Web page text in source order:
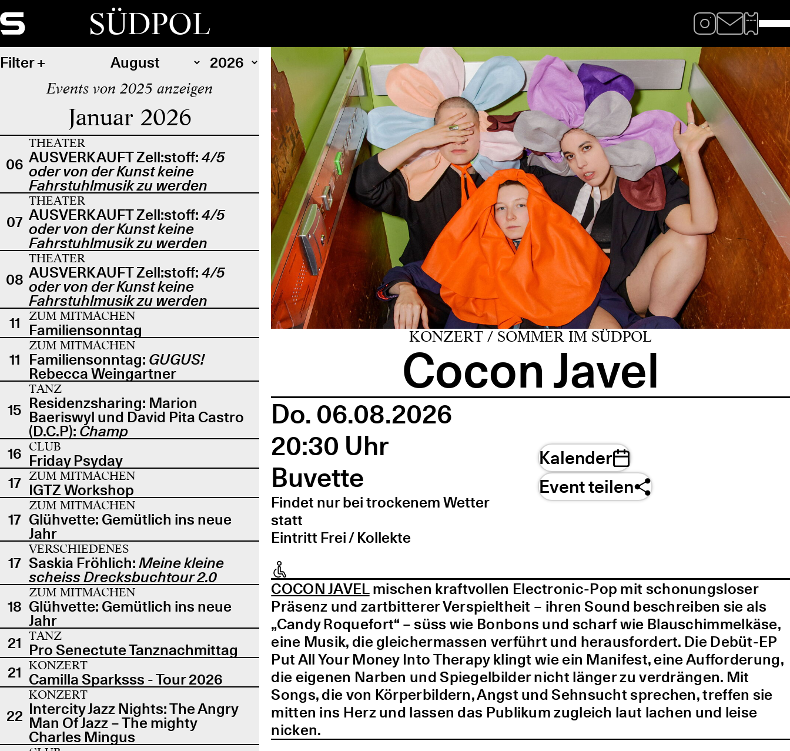
SÜDPOL
Filter
Events von 2025 anzeigen
Januar 2026
06
THEATER
AUSVERKAUFT Zell:stoff: 4/5
oder von der Kunst keine
Fahrstuhlmusik zu werden
07
THEATER
AUSVERKAUFT Zell:stoff: 4/5
oder von der Kunst keine
Fahrstuhlmusik zu werden
08
THEATER
AUSVERKAUFT Zell:stoff: 4/5
oder von der Kunst keine
Fahrstuhlmusik zu werden
11
ZUM MITMACHEN
Familiensonntag
11
ZUM MITMACHEN
Familiensonntag: GUGUS!
Rebecca Weingartner
15
TANZ
Residenzsharing: Marion
Baeriswyl und David Pita Castro
(D.C.P): Champ
16 CLUB
Friday Psyday
17 ZUM MITMACHEN
IGTZ Workshop
17
ZUM MITMACHEN
Glühvette: Gemütlich ins neue
Jahr
17
VERSCHIEDENES
Saskia Fröhlich: Meine kleine
scheiss Drecksbuchtour 2.0
18
ZUM MITMACHEN
Glühvette: Gemütlich ins neue
Jahr
21 TANZ
Pro Senectute Tanznachmittag
21 KONZERT
Camilla Sparksss - Tour 2026
22
KONZERT
Intercity Jazz Nights: The Angry
Man Of Jazz – The mighty
Charles Mingus
KONZERT / SOMMER IM SÜDPOL
Cocon Javel
Do. 06.08.2026
20:30 Uhr
Buvette
Findet nur bei trockenem Wetter
statt
Eintritt Frei / Kollekte
Kalender
Event teilen
COCON JAVELmischen kraftvollen Electronic-Pop mit schonungsloser
Präsenz und zartbitterer Verspieltheit – ihren Sound beschreiben sie als
„Candy Roquefort“ – süss wie Bonbons und scharf wie Blauschimmelkäse,
eine Musik, die gleichermassen verführt und herausfordert. Die Debüt-EP
Put All Your Money Into Therapy klingt wie ein Manifest, eine Aufforderung,
die eigenen Narben und Spiegelbilder nicht länger zu verdrängen. Mit
Songs, die von Körperbildern, Angst und Sehnsucht sprechen, treffen sie
mitten ins Herz und lassen das Publikum zugleich laut lachen und leise
nicken.